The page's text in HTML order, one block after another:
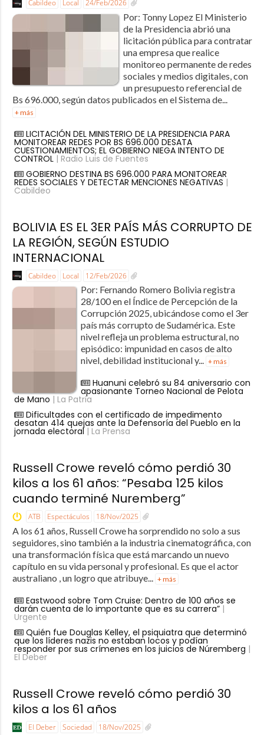
Cabildeo Local 24/Feb/2026
Por: Tonny Lopez El Ministerio
de la Presidencia abrió una
licitación pública para contratar
una empresa que realice
monitoreo permanente de redes
sociales y medios digitales, con
un presupuesto referencial de
Bs 696.000, según datos publicados en el Sistema de...
+ más
LICITACIÓN DEL MINISTERIO DE LA PRESIDENCIA PARA
MONITOREAR REDES POR BS 696.000 DESATA
CUESTIONAMIENTOS; EL GOBIERNO NIEGA INTENTO DE
CONTROL| Radio Luis de Fuentes
GOBIERNO DESTINA BS 696.000 PARA MONITOREAR
REDES SOCIALES Y DETECTAR MENCIONES NEGATIVAS |
Cabildeo
BOLIVIA ES EL 3ER PAÍS MÁS CORRUPTO DE
LA REGIÓN, SEGÚN ESTUDIO
INTERNACIONAL
Cabildeo Local 12/Feb/2026
Por: Fernando Romero Bolivia registra
28/100 en el Índice de Percepción de la
Corrupción 2025, ubicándose como el 3er
país más corrupto de Sudamérica. Este
nivel refleja un problema estructural, no
episódico: impunidad en casos de alto
nivel, debilidad institucional y... + más
Huanuni celebró su 84 aniversario con
apasionante Torneo Nacional de Pelota
de Mano | La Patria
Dificultades con el certificado de impedimento
desatan 414 quejas ante la Defensoría del Pueblo en la
jornada electoral| La Prensa
Russell Crowe reveló cómo perdió 30
kilos a los 61 años: “Pesaba 125 kilos
cuando terminé Nuremberg”
ATB Espectáculos 18/Nov/2025
A los 61 años, Russell Crowe ha sorprendido no solo a sus
seguidores, sino también a la industria cinematográfica, con
una transformación física que está marcando un nuevo
capítulo en su vida personal y profesional. Es que el actor
australiano , un logro que atribuye... + más
Eastwood sobre Tom Cruise: Dentro de 100 años se
darán cuenta de lo importante que es su carrera”|
Urgente
Quién fue Douglas Kelley, el psiquiatra que determinó
que los líderes nazis no estaban locos y podían
responder por sus crímenes en los juicios de Núremberg |
El Deber
Russell Crowe reveló cómo perdió 30
kilos a los 61 años
El Deber Sociedad 18/Nov/2025